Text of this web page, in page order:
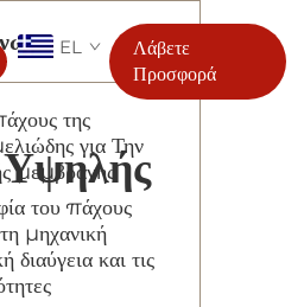
EL
Λάβετε
Προσφορά
της
για Την
μεμβράνης
του πάχους
μηχανική
διαύγεια και τις